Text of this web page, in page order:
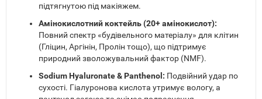
підтягнутою під макіяжем.
Амінокислотний коктейль (20+ амінокислот):
Повний спектр «будівельного матеріалу» для клітин
(Гліцин, Аргінін, Пролін тощо), що підтримує
природний зволожувальний фактор (NMF).
Sodium Hyaluronate & Panthenol: Подвійний удар по
сухості. Гіалуронова кислота утримує вологу, а